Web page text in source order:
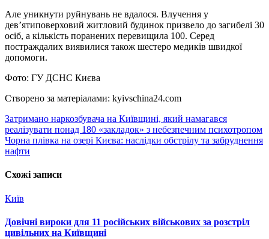
Але уникнути руйнувань не вдалося. Влучення у
дев’ятиповерховий житловий будинок призвело до загибелі 30
осіб, а кількість поранених перевищила 100. Серед
постраждалих виявилися також шестеро медиків швидкої
допомоги.
Фото: ГУ ДСНС Києва
Створено за матеріалами: kyivschina24.com
Навігація
записів
Затримано наркозбувача на Київщині, який намагався
реалізувати понад 180 «закладок» з небезпечним психотропом
Чорна плівка на озері Києва: наслідки обстрілу та забруднення
нафти
Схожі записи
Київ
Довічні вироки для 11 російських військових за розстріл
цивільних на Київщині